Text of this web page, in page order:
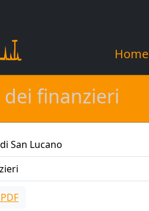
Home
dei finanzieri
San Lucano